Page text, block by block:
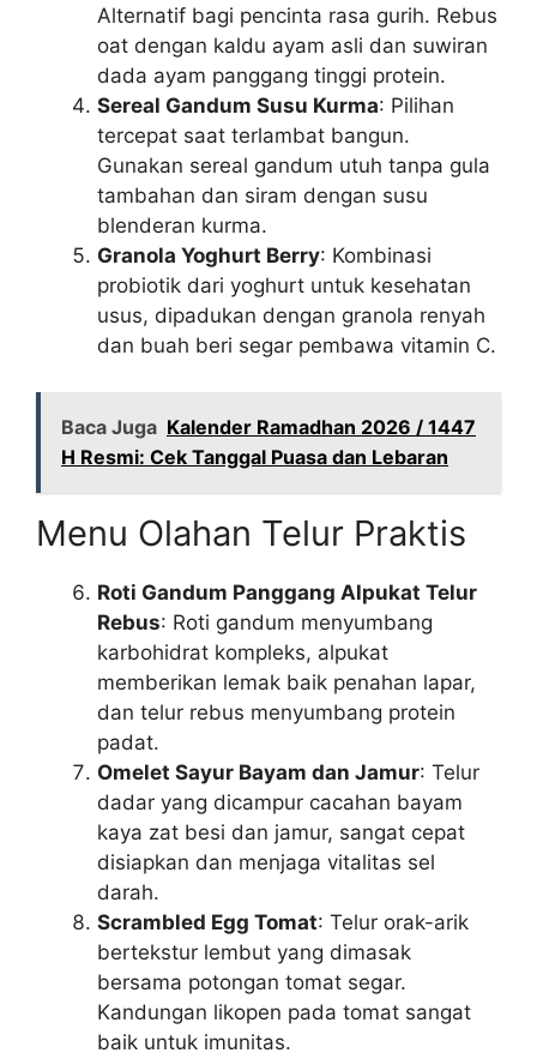
Alternatif bagi pencinta rasa gurih. Rebus
oat dengan kaldu ayam asli dan suwiran
dada ayam panggang tinggi protein.
Sereal Gandum Susu Kurma: Pilihan
tercepat saat terlambat bangun.
Gunakan sereal gandum utuh tanpa gula
tambahan dan siram dengan susu
blenderan kurma.
Granola Yoghurt Berry: Kombinasi
probiotik dari yoghurt untuk kesehatan
usus, dipadukan dengan granola renyah
dan buah beri segar pembawa vitamin C.
Baca Juga Kalender Ramadhan 2026 / 1447
H Resmi: Cek Tanggal Puasa dan Lebaran
Menu Olahan Telur Praktis
Roti Gandum Panggang Alpukat Telur
Rebus: Roti gandum menyumbang
karbohidrat kompleks, alpukat
memberikan lemak baik penahan lapar,
dan telur rebus menyumbang protein
padat.
Omelet Sayur Bayam dan Jamur: Telur
dadar yang dicampur cacahan bayam
kaya zat besi dan jamur, sangat cepat
disiapkan dan menjaga vitalitas sel
darah.
Scrambled Egg Tomat: Telur orak-arik
bertekstur lembut yang dimasak
bersama potongan tomat segar.
Kandungan likopen pada tomat sangat
baik untuk imunitas.